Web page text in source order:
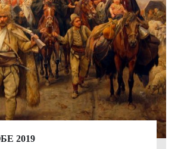
2019